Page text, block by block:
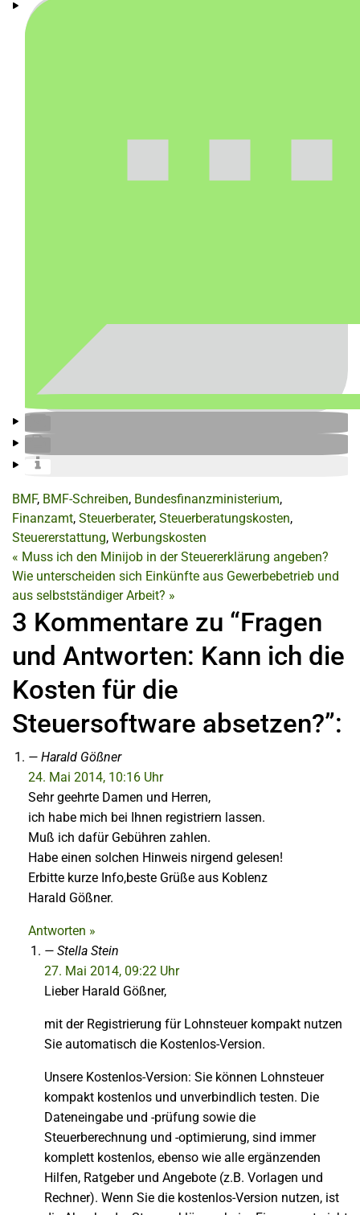
BMF, BMF-Schreiben, Bundesfinanzministerium,
Finanzamt, Steuerberater, Steuerberatungskosten,
Steuererstattung, Werbungskosten
« Muss ich den Minijob in der Steuererklärung angeben?
Wie unterscheiden sich Einkünfte aus Gewerbebetrieb und
aus selbstständiger Arbeit? »
3 Kommentare zu “Fragen
und Antworten: Kann ich die
Kosten für die
Steuersoftware absetzen?”:
Harald Gößner
24. Mai 2014, 10:16 Uhr
Sehr geehrte Damen und Herren,
ich habe mich bei Ihnen registriern lassen.
Muß ich dafür Gebühren zahlen.
Habe einen solchen Hinweis nirgend gelesen!
Erbitte kurze Info,beste Grüße aus Koblenz
Harald Gößner.
Antworten »
Stella Stein
27. Mai 2014, 09:22 Uhr
Lieber Harald Gößner,
mit der Registrierung für Lohnsteuer kompakt nutzen
Sie automatisch die Kostenlos-Version.
Unsere Kostenlos-Version: Sie können Lohnsteuer
kompakt kostenlos und unverbindlich testen. Die
Dateneingabe und -prüfung sowie die
Steuerberechnung und -optimierung, sind immer
komplett kostenlos, ebenso wie alle ergänzenden
Hilfen, Ratgeber und Angebote (z.B. Vorlagen und
Rechner). Wenn Sie die kostenlos-Version nutzen, ist